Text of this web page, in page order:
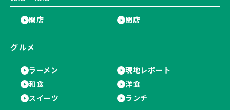
開店 閉店
グルメ
ラーメン
現地レポート
和食
洋食
スイーツ
ランチ